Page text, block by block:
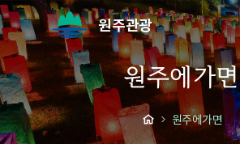
원주관광
원주에가면
원주에가면